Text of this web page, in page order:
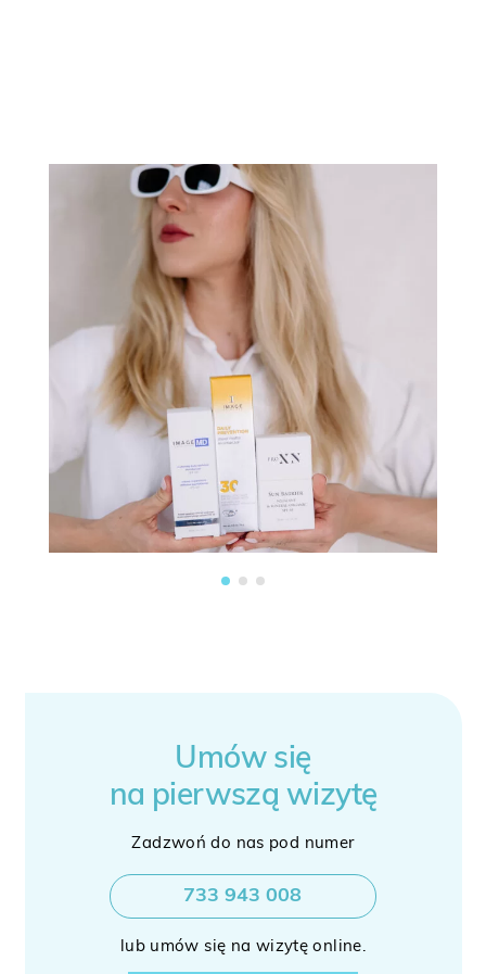
Umów się
na pierwszą wizytę
Zadzwoń do nas pod numer
733 943 008
lub umów się na wizytę online.